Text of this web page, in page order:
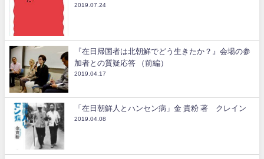
2019.07.24
『在日帰国者は北朝鮮でどう生きたか？』会場の参
加者との質疑応答 （前編）
2019.04.17
「在日朝鮮人とハンセン病」金 貴粉 著 クレイン
2019.04.08